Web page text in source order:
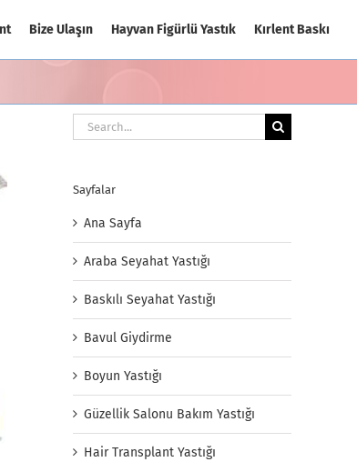
Bize Ulaşın Hayvan Figürlü Yastık Kırlent Baskı
Search
for:
Sayfalar
Ana Sayfa
Araba Seyahat Yastığı
Baskılı Seyahat Yastığı
Bavul Giydirme
Boyun Yastığı
Güzellik Salonu Bakım Yastığı
Hair Transplant Yastığı